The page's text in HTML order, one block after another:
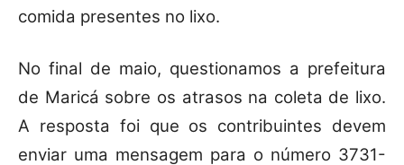
comida presentes no lixo.
No final de maio, questionamos a prefeitura
de Maricá sobre os atrasos na coleta de lixo.
A resposta foi que os contribuintes devem
enviar uma mensagem para o número 3731-